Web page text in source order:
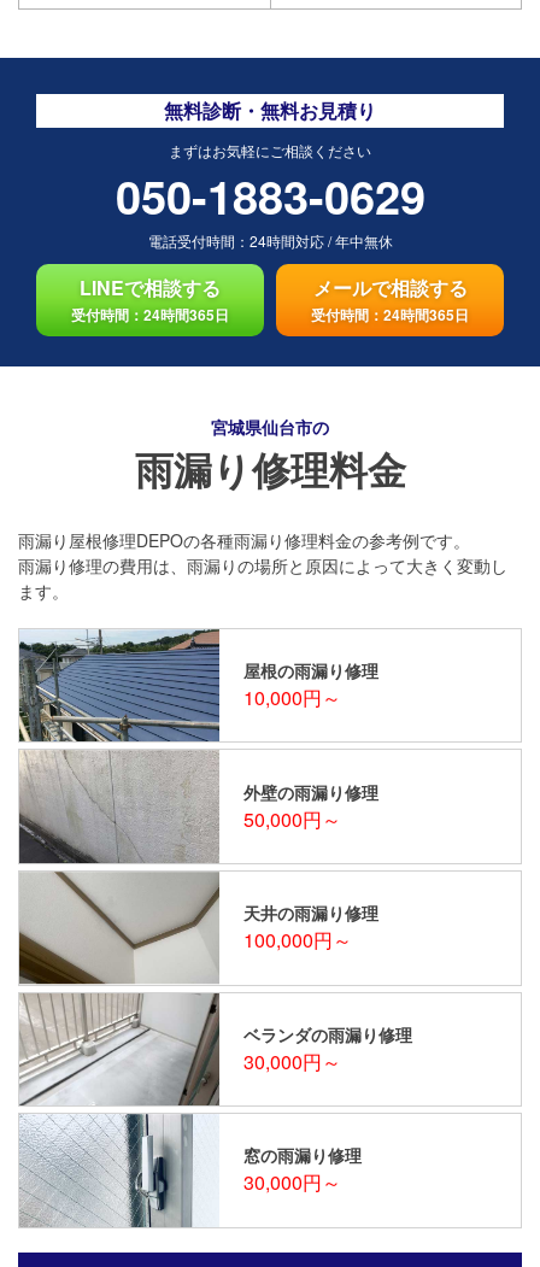
無料診断・無料お見積り
まずはお気軽にご相談ください
050-1883-0629
電話受付時間： 24時間対応/年中無休
LINEで相談する
受付時間：24時間365日
メールで相談する
受付時間：24時間365日
宮城県仙台市の
雨漏り修理料金
雨漏り屋根修理DEPOの各種雨漏り修理料金の参考例です。
雨漏り修理の費用は、雨漏りの場所と原因によって大きく変動し
ます。
屋根の雨漏り修理
10,000円～
外壁の雨漏り修理
50,000円～
天井の雨漏り修理
100,000円～
ベランダの雨漏り修理
30,000円～
窓の雨漏り修理
30,000円～